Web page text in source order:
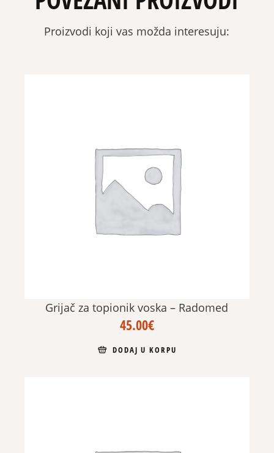
Proizvodi koji vas možda interesuju:
Grijač za topionik voska – Radomed
45.00€
DODAJ U KORPU